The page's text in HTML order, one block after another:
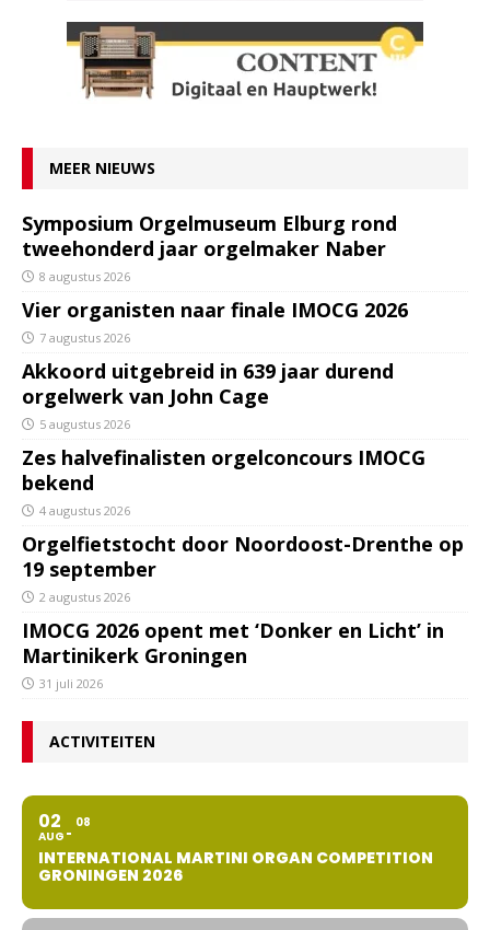
MEER NIEUWS
Symposium Orgelmuseum Elburg rond
tweehonderd jaar orgelmaker Naber
8 augustus 2026
Vier organisten naar finale IMOCG 2026
7 augustus 2026
Akkoord uitgebreid in 639 jaar durend
orgelwerk van John Cage
5 augustus 2026
Zes halvefinalisten orgelconcours IMOCG
bekend
4 augustus 2026
Orgelfietstocht door Noordoost-Drenthe op
19 september
2 augustus 2026
IMOCG 2026 opent met ‘Donker en Licht’ in
Martinikerk Groningen
31 juli 2026
ACTIVITEITEN
02
AUG
08
INTERNATIONAL MARTINI ORGAN COMPETITION
GRONINGEN 2026